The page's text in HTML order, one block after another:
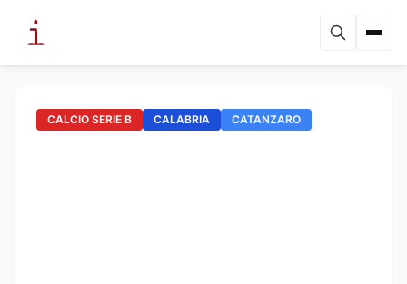
CALCIO SERIE B CALABRIA CATANZARO